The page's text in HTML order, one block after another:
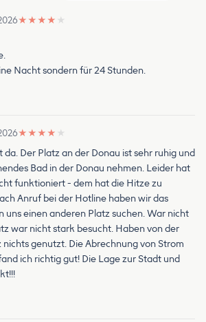
★ ★ ★ ★ ★
Nacht sondern für 24 Stunden.
★ ★ ★ ★ ★
Der Platz an der Donau ist sehr ruhig und
Bad in der Donau nehmen. Leider hat
funktioniert - dem hat die Hitze zu
Anruf bei der Hotline haben wir das
uns einen anderen Platz suchen. War nicht
war nicht stark besucht. Haben von der
genutzt. Die Abrechnung von Strom
ich richtig gut! Die Lage zur Stadt und